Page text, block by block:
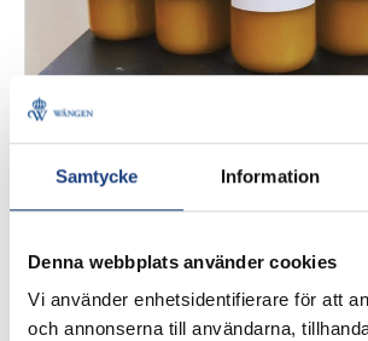
Samtycke Information
Denna webbplats använder cookies
Vi använder enhetsidentifierare för att
och annonserna till användarna,
UF-företag gav burken
UF-företagande på gymnasiet
företag under ett läsår. UF-företaget
paketerade om …